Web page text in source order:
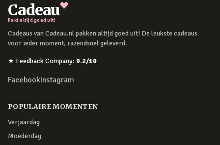
Cadeau
Pakt altijd goed uit!
Cadeaus van Cadeau.nl pakken altijd goed uit! De leukste cadeaus
voor ieder moment, razendsnel geleverd.
★ Feedback Company: 9.2/10
FacebookInstagram
POPULAIRE MOMENTEN
Verjaardag
Moederdag